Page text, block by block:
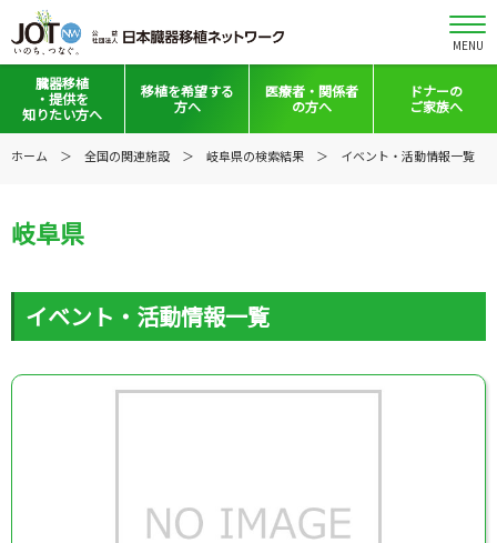
MENU
臓器移植
・提供を
知りたい方へ
移植と提供とは
日本の移植事情
普及啓発グッズ
全国の関連施設
移植を希望する
方へ
移植希望登録をお考えの方へ
医療者・ 関係者
の方へ
医療者向けお知らせ
会員の皆さまへ
映像ギャラリー
全国の関連施設
ドナーの
ご家族へ
ホーム 全国の関連施設 岐阜県の検索結果 イベント・活動情報一覧
岐阜県
イベント・活動情報一覧